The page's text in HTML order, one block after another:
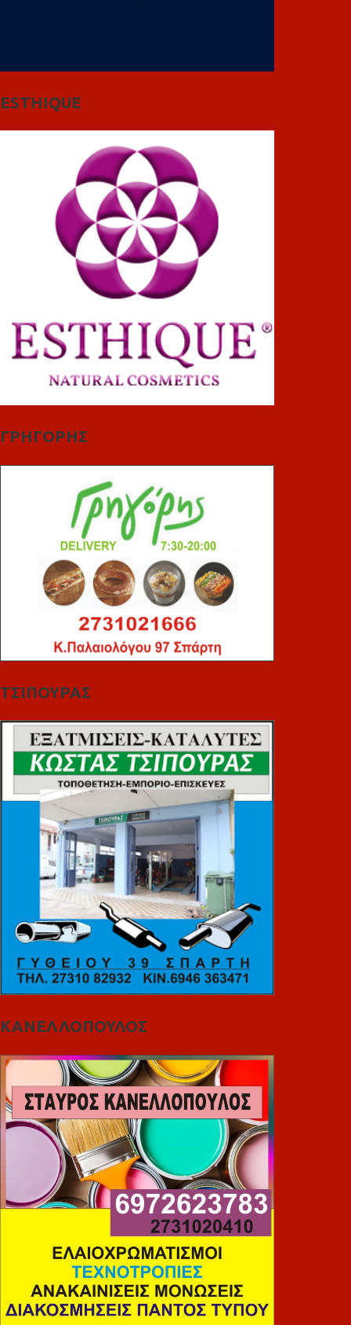
ESTHIQUE
ΓΡΗΓΟΡΗΣ
ΤΣΙΠΟΥΡΑΣ
ΚΑΝΕΛΛΟΠΟΥΛΟΣ